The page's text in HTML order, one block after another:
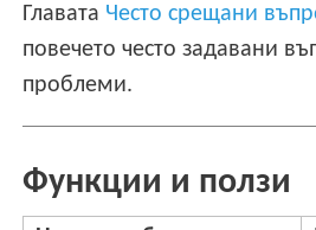
Главата Често срещани
повечето често задавани
проблеми.
Функции и ползи